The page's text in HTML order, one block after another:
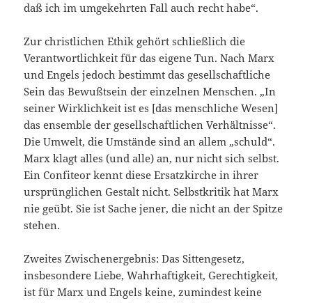
daß ich im umgekehrten Fall auch recht habe“.
Zur christlichen Ethik gehört schließlich die
Verantwortlichkeit für das eigene Tun. Nach Marx
und Engels jedoch bestimmt das gesellschaftliche
Sein das Bewußtsein der einzelnen Menschen. „In
seiner Wirklichkeit ist es [das menschliche Wesen]
das ensemble der gesellschaftlichen Verhältnisse“.
Die Umwelt, die Umstände sind an allem „schuld“.
Marx klagt alles (und alle) an, nur nicht sich selbst.
Ein Confiteor kennt diese Ersatzkirche in ihrer
ursprünglichen Gestalt nicht. Selbstkritik hat Marx
nie geübt. Sie ist Sache jener, die nicht an der Spitze
stehen.
Zweites Zwischenergebnis: Das Sittengesetz,
insbesondere Liebe, Wahrhaftigkeit, Gerechtigkeit,
ist für Marx und Engels keine, zumindest keine